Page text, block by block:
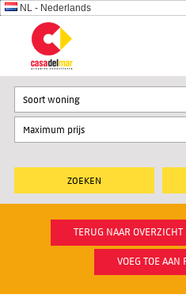
NL - Nederlands
Soort woning
TERUG NAAR OVERZICHT
VOEG TOE AAN